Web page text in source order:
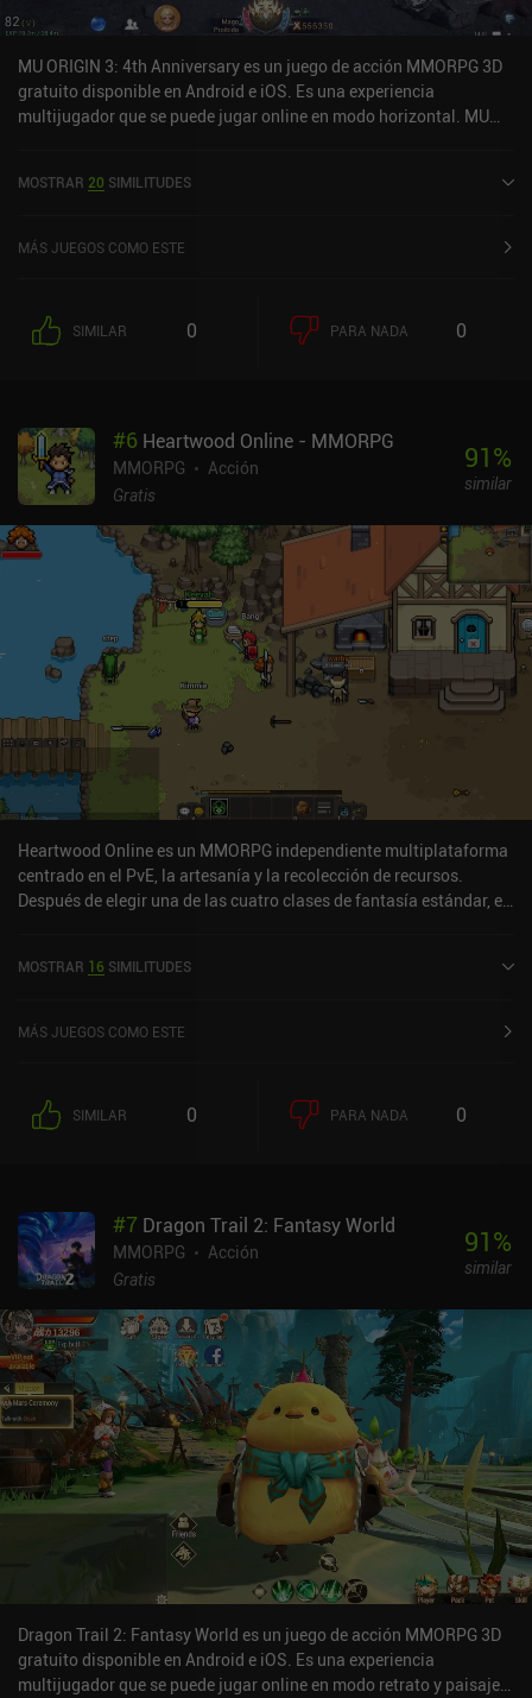
MU ORIGIN 3: 4th Anniversary es un juego de acción MMORPG 3D
gratuito disponible en Android e iOS. Es una experiencia
multijugador que se puede jugar online en modo horizontal. MU
en la App Store de iOS.
MOSTRAR 20 SIMILITUDES
MÁS JUEGOS COMO ESTE
SIMILAR 0 PARA NADA 0
#6 Heartwood Online - MMORPG
MMORPG
Acción
Gratis
91%
similar
Heartwood Online es un MMORPG independiente multiplataforma
centrado en el PvE, la artesanía y la recolección de recursos.
Después de elegir una de las cuatro clases de fantasía estándar, el
nuestras diversas habilidades no relacionadas con el combate.
MMORPG de acción, lo que significa que cada ataque y habilidad
progresión es increíblemente lenta y el juego es más pesado que la
mayoría de los MMORPG para móviles. Esto se debe en parte a que
Runescape, pero la dificultad de Heartwood Online puso a prueba
mi paciencia. Sin embargo, cuando llegué a los niveles 10-12, las
cosas empezaron a acelerarse, cosa que agradezco. Reunir
actividad favorita, y creo que esta parte del juego tiene mejor ritmo
que el combate. El mayor inconveniente es que gran parte del
juego inicial aún no está pulido. Por ejemplo, apuntar a los
enemigos es un poco complicado con los controles táctiles, y
basta con pulsar los botones de habilidad para lanzar nuestro
ataque en una dirección aleatoria. Además, a algunas clases les
cuesta terminar la primera misión del juego sin morir. Heartwood
Online se monetiza a través de iAPs para conseguir ranuras de
banco extra y cosméticos sin ventajas de pago por ganar. La
compra de 4,99 $ de ranuras bancarias es casi necesaria, pero el
convertirse en un gran MMORPG. Pero necesita pulirse más.
MOSTRAR 16 SIMILITUDES
MÁS JUEGOS COMO ESTE
SIMILAR 0 PARA NADA 0
#7 Dragon Trail 2: Fantasy World
MMORPG
Acción
Gratis
91%
similar
Dragon Trail 2: Fantasy World es un juego de acción MMORPG 3D
gratuito disponible en Android e iOS. Es una experiencia
multijugador que se puede jugar online en modo retrato y paisaje.